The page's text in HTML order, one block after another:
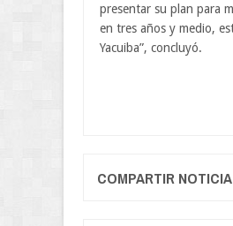
presentar su plan para
en tres años y medio,
Yacuiba”, concluyó.
COMPARTIR NOTICIA